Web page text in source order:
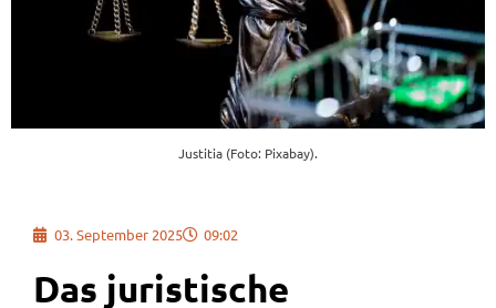
Justitia (Foto: Pixabay).
03. September 2025 09:02
Das juristische